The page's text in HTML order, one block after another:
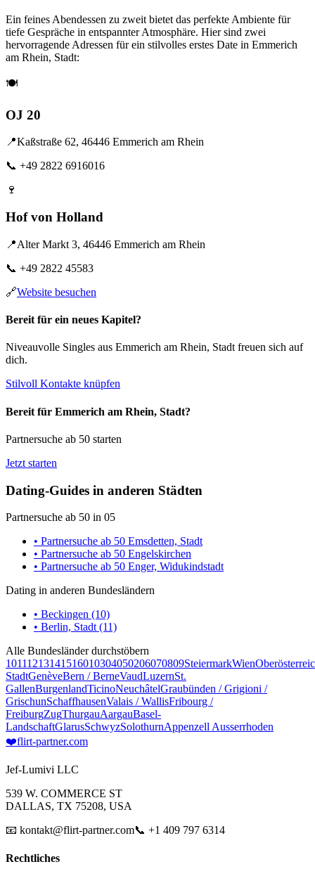
Ein feines Abendessen zu zweit bietet das perfekte Ambiente für
tiefe Gespräche in entspannter Atmosphäre. Hier sind zwei
hervorragende Adressen für ein stilvolles erstes Date in Emmerich
am Rhein, Stadt:
🍽️
OJ 20
📍Kaßstraße 62, 46446 Emmerich am Rhein
📞 +49 2822 6916016
🍷
Hof von Holland
📍Alter Markt 3, 46446 Emmerich am Rhein
📞 +49 2822 45583
🔗Website besuchen
Bereit für ein neues Kapitel?
Niveauvolle Singles aus Emmerich am Rhein, Stadt freuen sich auf
dich.
Stilvoll Kontakte knüpfen
Bereit für Emmerich am Rhein, Stadt?
Partnersuche ab 50 starten
Jetzt starten
Dating-Guides in anderen Städten
Partnersuche ab 50 in 05
• Partnersuche ab 50 Emsdetten, Stadt
• Partnersuche ab 50 Engelskirchen
• Partnersuche ab 50 Enger, Widukindstadt
Dating in anderen Bundesländern
• Beckingen (10)
• Berlin, Stadt (11)
Alle Bundesländer durchstöbern
10111213141516010304050206070809SteiermarkWien
StadtGenèveBern / BerneVaudLuzernSt.
GallenBurgenlandTicinoNeuchâtelGraubünden / Grigioni /
GrischunSchaffhausenValais / WallisFribourg /
FreiburgZugThurgauAargauBasel-
LandschaftGlarusSchwyzSolothurnAppenzell Ausserrhoden
❤️flirt-partner.com
Jef-Lumivi LLC
539 W. COMMERCE ST
DALLAS, TX 75208, USA
📧 kontakt@flirt-partner.com📞 +1 409 797 6314
Rechtliches